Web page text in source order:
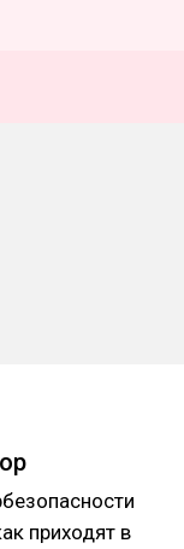
приходят в